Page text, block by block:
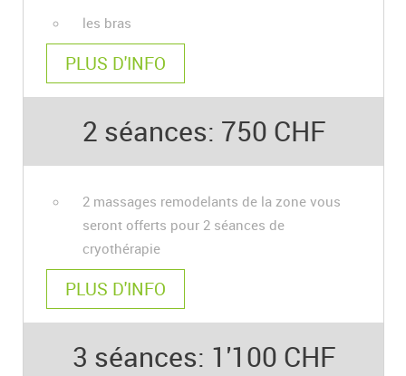
les bras
PLUS D'INFO
2 séances: 750 CHF
2 massages remodelants de la zone vous
seront offerts pour 2 séances de
cryothérapie
PLUS D'INFO
3 séances: 1'100 CHF